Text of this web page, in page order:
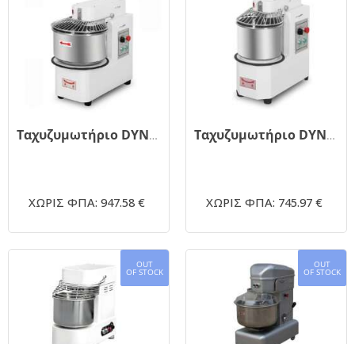
Ταχυζυμωτήριο DYNAMIC HSS20T 20 λίτρων λευκό
ΧΩΡΙΣ ΦΠΑ: 947.58 €
Ταχυζυμωτήριο DYNAMIC HSS10T 10 λίτρων λευκό
ΧΩΡΙΣ ΦΠΑ: 745.97 €
OUT
OF STOCK
OUT
OF STOCK